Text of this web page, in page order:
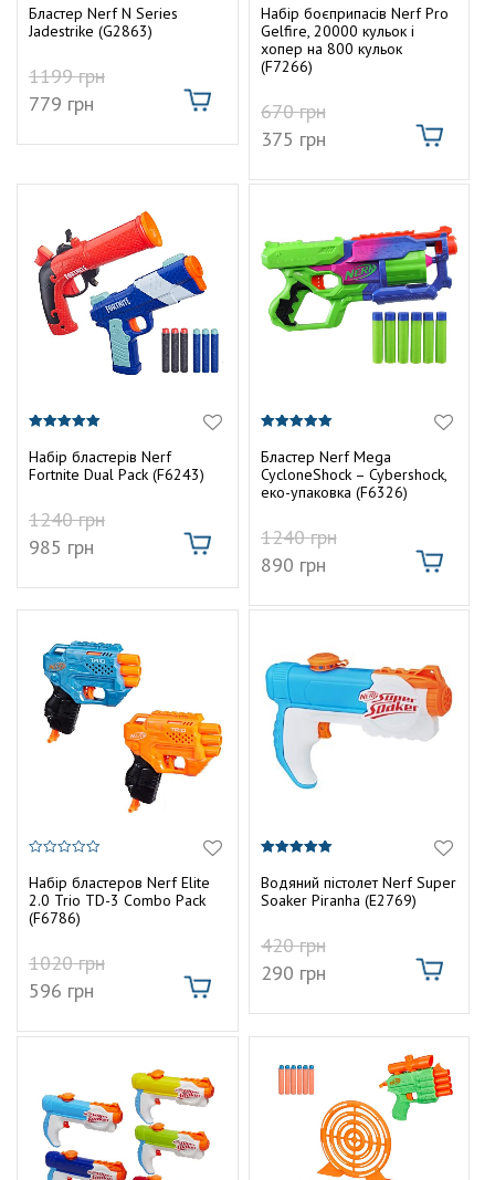
з
5
Бластер Nerf N Series
Jadestrike (G2863)
1199грн
779 грн
з
5Набір боєприпасів Nerf Pro
Gelfire, 20000 кульок і
хопер на 800 кульок
(F7266)
670грн
375 грн
з 5
Набір бластерів Nerf
Fortnite Dual Pack (F6243)
1240грн
985 грн
з 5
Бластер Nerf Mega
CycloneShock – Cybershock,
еко-упаковка (F6326)
1240грн
890 грн
з
5Набір бластеров Nerf Elite
2.0 Trio TD-3 Combo Pack
(F6786)
1020грн
596 грн
з 5
Водяний пістолет Nerf Super
Soaker Piranha (E2769)
420грн
290 грн